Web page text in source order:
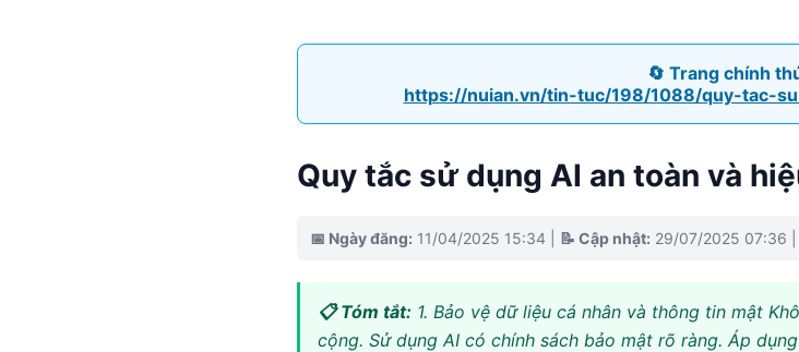
🔄 Trang chính
https://nuian.vn/tin-tuc/198/1088/quy-tac-
Quy tắc sử dụng AI an toàn và
📅 Ngày đăng: 11/04/2025 15:34 📝 Cập nhật: 29/07/2025 07:36
📋 Tóm tắt: 1. Bảo vệ dữ liệu cá nhân và thông tin mật
cộng. Sử dụng AI có chính sách bảo mật rõ ràng. Áp